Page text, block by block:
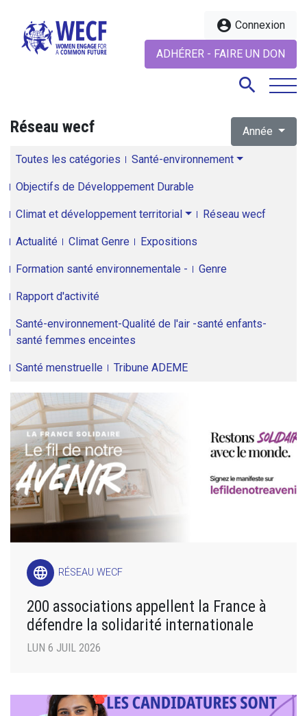
account_circle Connexion
ADHÉRER - FAIRE UN DON
search
Réseau wecf Année
Toutes les catégories Santé-environnement
Objectifs de Développement Durable
Climat et développement territorial Réseau wecf
Actualité Climat Genre Expositions
Formation santé environnementale - Genre
Rapport d'activité
Santé-environnement-Qualité de l'air -santé enfants-
santé femmes enceintes
Santé menstruelle Tribune ADEME
language RÉSEAU WECF
200 associations appellent la France à
défendre la solidarité internationale
LUN 6 JUIL 2026